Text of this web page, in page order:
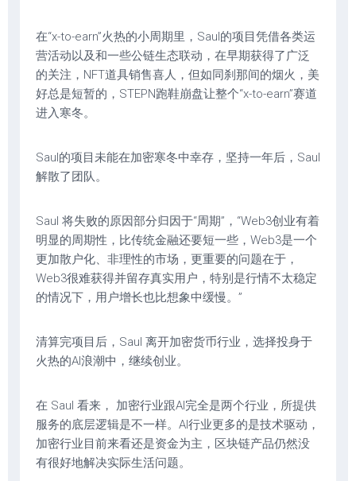
在“x-to-earn”火热的小周期里，Saul的项目凭借各类运
营活动以及和一些公链生态联动，在早期获得了广泛
的关注，NFT道具销售喜人，但如同刹那间的烟火，美
好总是短暂的，STEPN跑鞋崩盘让整个“x-to-earn”赛道
进入寒冬。
Saul的项目未能在加密寒冬中幸存，坚持一年后，Saul
解散了团队。
Saul 将失败的原因部分归因于“周期”，“Web3创业有着
明显的周期性，比传统金融还要短一些，Web3是一个
更加散户化、非理性的市场，更重要的问题在于，
Web3很难获得并留存真实用户，特别是行情不太稳定
的情况下，用户增长也比想象中缓慢。”
清算完项目后，Saul 离开加密货币行业，选择投身于
火热的AI浪潮中，继续创业。
在 Saul 看来， 加密行业跟AI完全是两个行业，所提供
服务的底层逻辑是不一样。AI行业更多的是技术驱动，
加密行业目前来看还是资金为主，区块链产品仍然没
有很好地解决实际生活问题。